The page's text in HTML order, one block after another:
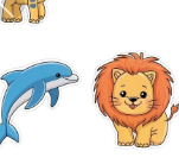
Previous